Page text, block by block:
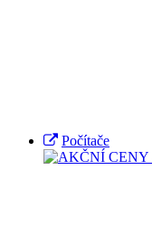
Počítače